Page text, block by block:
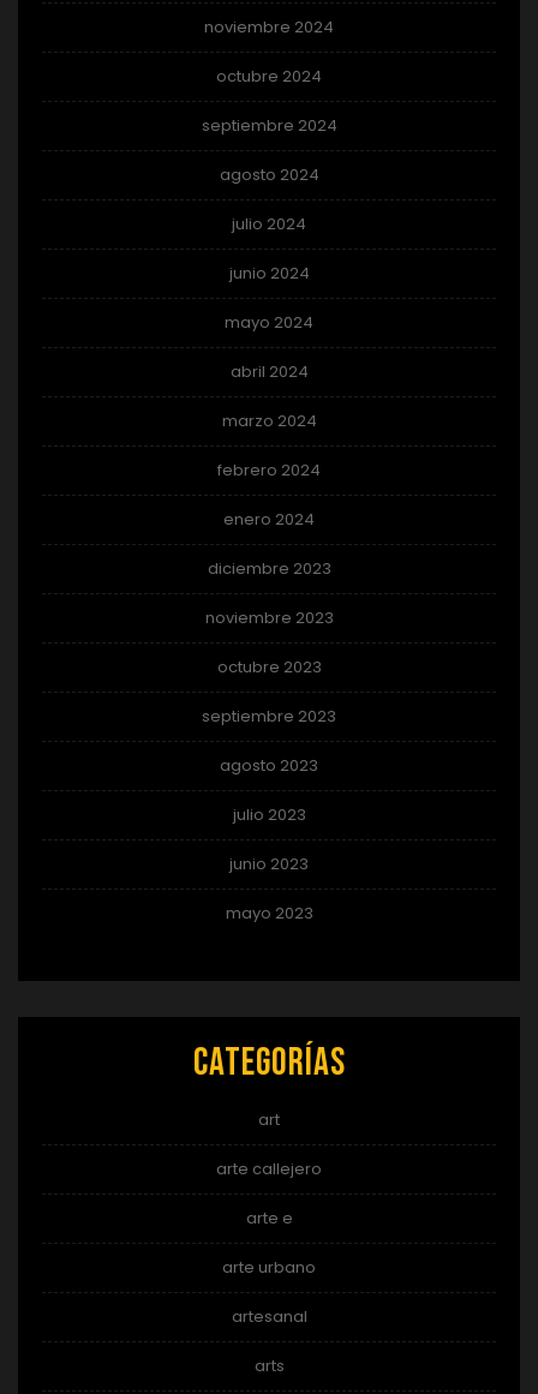
noviembre 2024
octubre 2024
septiembre 2024
agosto 2024
julio 2024
junio 2024
mayo 2024
abril 2024
marzo 2024
febrero 2024
enero 2024
diciembre 2023
noviembre 2023
octubre 2023
septiembre 2023
agosto 2023
julio 2023
junio 2023
mayo 2023
Categorías
art
arte callejero
arte e
arte urbano
artesanal
arts